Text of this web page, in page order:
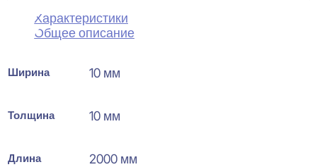
Характеристики
Общее описание
Ширина 10 мм
Толщина 10 мм
Длина 2000 мм